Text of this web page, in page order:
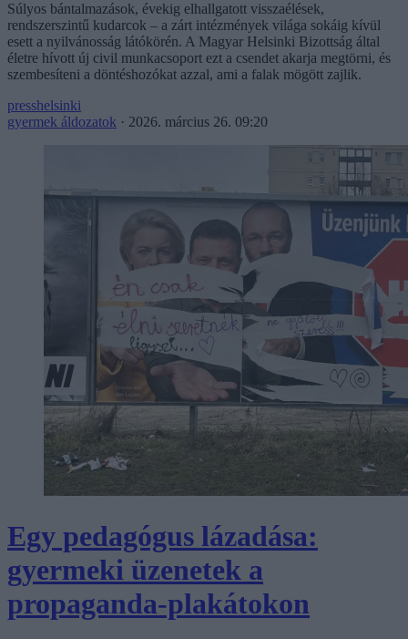
Súlyos bántalmazások, évekig elhallgatott visszaélések,
rendszerszintű kudarcok – a zárt intézmények világa sokáig kívül
esett a nyilvánosság látókörén. A Magyar Helsinki Bizottság által
életre hívott új civil munkacsoport ezt a csendet akarja megtörni, és
szembesíteni a döntéshozókat azzal, ami a falak mögött zajlik.
presshelsinki
gyermek áldozatok · 2026. március 26. 09:20
Egy pedagógus lázadása:
gyermeki üzenetek a
propaganda-plakátokon